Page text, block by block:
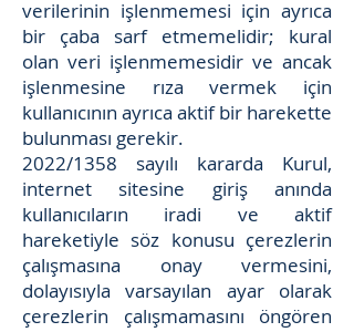
verilerinin işlenmemesi için ayrıca
bir çaba sarf etmemelidir; kural
olan veri işlenmemesidir ve ancak
işlenmesine rıza vermek için
kullanıcının ayrıca aktif bir harekette
bulunması gerekir.
2022/1358 sayılı kararda Kurul,
internet sitesine giriş anında
kullanıcıların iradi ve aktif
hareketiyle söz konusu çerezlerin
çalışmasına onay vermesini,
dolayısıyla varsayılan ayar olarak
çerezlerin çalışmamasını öngören